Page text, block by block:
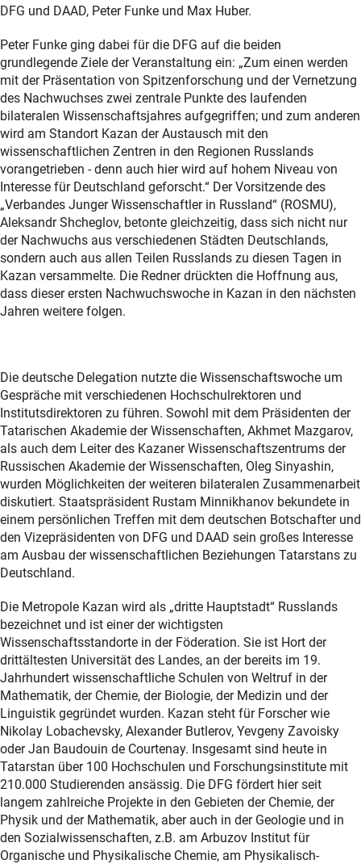
DFG und DAAD, Peter Funke und Max Huber.
Peter Funke ging dabei für die DFG auf die beiden
grundlegende Ziele der Veranstaltung ein: „Zum einen werden
mit der Präsentation von Spitzenforschung und der Vernetzung
des Nachwuchses zwei zentrale Punkte des laufenden
bilateralen Wissenschaftsjahres aufgegriffen; und zum anderen
wird am Standort Kazan der Austausch mit den
wissenschaftlichen Zentren in den Regionen Russlands
vorangetrieben - denn auch hier wird auf hohem Niveau von
Interesse für Deutschland geforscht.“ Der Vorsitzende des
„Verbandes Junger Wissenschaftler in Russland“ (ROSMU),
Aleksandr Shcheglov, betonte gleichzeitig, dass sich nicht nur
der Nachwuchs aus verschiedenen Städten Deutschlands,
sondern auch aus allen Teilen Russlands zu diesen Tagen in
Kazan versammelte. Die Redner drückten die Hoffnung aus,
dass dieser ersten Nachwuchswoche in Kazan in den nächsten
Jahren weitere folgen.
Die deutsche Delegation nutzte die Wissenschaftswoche um
Gespräche mit verschiedenen Hochschulrektoren und
Institutsdirektoren zu führen. Sowohl mit dem Präsidenten der
Tatarischen Akademie der Wissenschaften, Akhmet Mazgarov,
als auch dem Leiter des Kazaner Wissenschaftszentrums der
Russischen Akademie der Wissenschaften, Oleg Sinyashin,
wurden Möglichkeiten der weiteren bilateralen Zusammenarbeit
diskutiert. Staatspräsident Rustam Minnikhanov bekundete in
einem persönlichen Treffen mit dem deutschen Botschafter und
den Vizepräsidenten von DFG und DAAD sein großes Interesse
am Ausbau der wissenschaftlichen Beziehungen Tatarstans zu
Deutschland.
Die Metropole Kazan wird als „dritte Hauptstadt“ Russlands
bezeichnet und ist einer der wichtigsten
Wissenschaftsstandorte in der Föderation. Sie ist Hort der
drittältesten Universität des Landes, an der bereits im 19.
Jahrhundert wissenschaftliche Schulen von Weltruf in der
Mathematik, der Chemie, der Biologie, der Medizin und der
Linguistik gegründet wurden. Kazan steht für Forscher wie
Nikolay Lobachevsky, Alexander Butlerov, Yevgeny Zavoisky
oder Jan Baudouin de Courtenay. Insgesamt sind heute in
Tatarstan über 100 Hochschulen und Forschungsinstitute mit
210.000 Studierenden ansässig. Die DFG fördert hier seit
langem zahlreiche Projekte in den Gebieten der Chemie, der
Physik und der Mathematik, aber auch in der Geologie und in
den Sozialwissenschaften, z.B. am Arbuzov Institut für
Organische und Physikalische Chemie, am Physikalisch-